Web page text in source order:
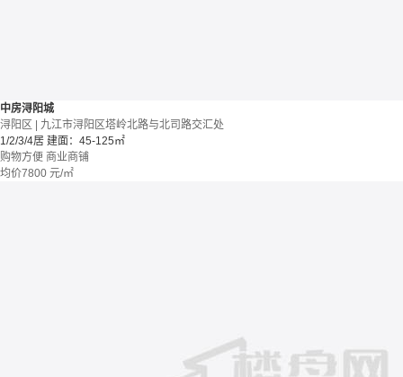
中房浔阳城
浔阳区 | 九江市浔阳区塔岭北路与北司路交汇处
1/2/3/4居 建面：45-125㎡
购物方便 商业商铺
均价7800 元/㎡